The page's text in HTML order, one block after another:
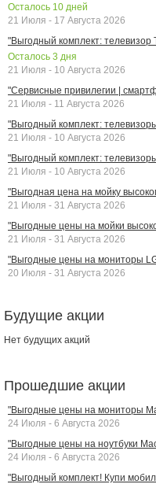
Осталось 10 дней
21 Июля - 17 Августа 2026
"Выгодный комплект: телевизор
Осталось 3 дня
21 Июля - 10 Августа 2026
"Сервисные привилегии |
21 Июля - 11 Августа 2026
"Выгодный комплект:
21 Июля - 10 Августа 2026
"Выгодный комплект:
21 Июля - 10 Августа 2026
"Выгодная цена на мойку
21 Июля - 31 Августа 2026
"Выгодные цены на мойки
21 Июля - 31 Августа 2026
"Выгодные цены на мониторы
20 Июля - 31 Августа 2026
Будущие акции
Нет будущих акций
Прошедшие акции
"Выгодные цены на мониторы
24 Июля - 6 Августа 2026
"Выгодные цены на ноутбуки
24 Июля - 6 Августа 2026
"Выгодный комплект! Купи